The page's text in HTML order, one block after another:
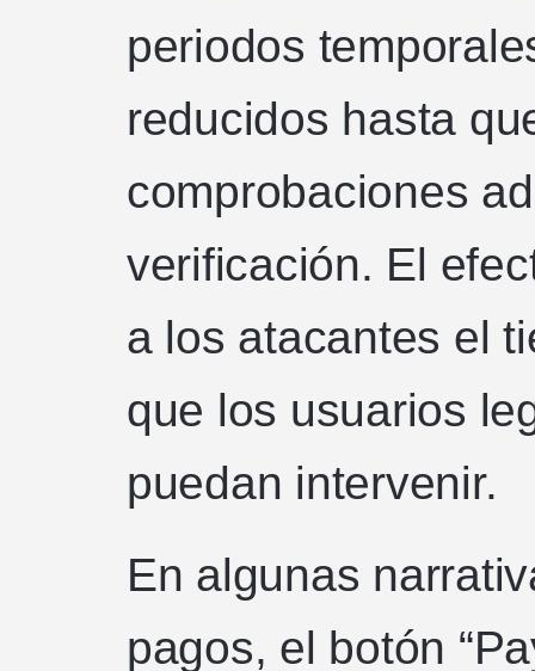
periodos
reducidos hasta
comprobaciones
verificación. El
a los atacantes el
que los usuarios
puedan intervenir.
En algunas
pagos, el botón